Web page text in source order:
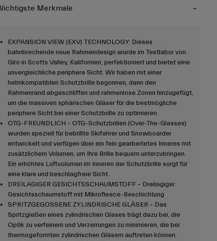
Merkmale
EXPANSION VIEW (EXV) TECHNOLOGY: Dieses
bahnbrechende neue Rahmendesign wurde im Testlabor von
Giro in Scotts Valley, Kalifornien, perfektioniert und bietet eine
unvergleichliche periphere Sicht. Wir haben mit einer
helmkompatiblen Schutzbrille begonnen, dann den
Rahmenrand abgeschliffen und rahmenlose Zonen hinzugefügt,
um die massiven sphärischen Gläser für die bestmögliche
periphere Sicht bei einer Schutzbrille zu optimieren.
OTG-FREUNDLICH – OTG-Schutzbrillen (Over-The-Glasses)
wurden speziell für bebrillte Skifahrer und Snowboarder
entwickelt und verfügen über ein fein gearbeitetes Inneres mit
zusätzlichem Volumen, um Ihre Brille bequem unterzubringen.
Ein erhöhtes Luftvolumen im Inneren der Schutzbrille sorgt für
eine klare und beschlagfreie Sicht.
DREILAGIGER GESICHTSSCHAUMSTOFF – Dreilagiger
Gesichtsschaumstoff mit Mikrofleece-Beschichtung
SPRITZGEGOSSENE ZYLINDRISCHE GLÄSER – Das
Spritzgießen eines zylindrischen Glases trägt dazu bei, die
Optik zu verfeinern und Verzerrungen zu minimieren, die bei
thermogeformten zylindrischen Gläsern auftreten können.